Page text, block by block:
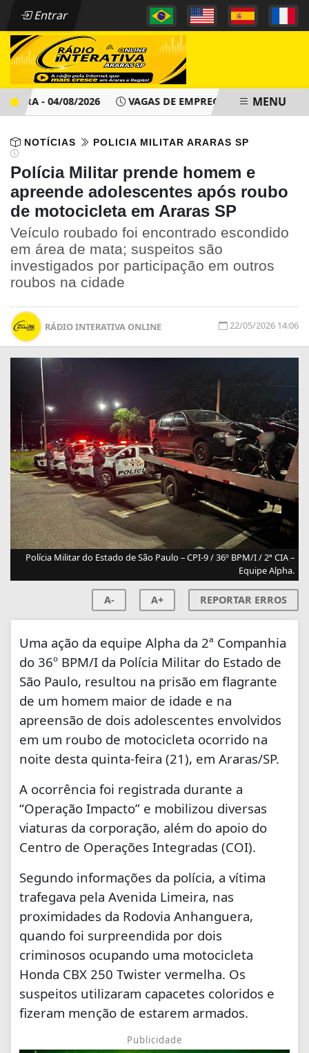
Entrar
- 04/08/2026 VAGAS DE EMPREGO - PAT ARARAS SP -
MENU
NOTÍCIAS POLICIA MILITAR ARARAS SP
Polícia Militar prende homem e
apreende adolescentes após roubo
de motocicleta em Araras SP
Veículo roubado foi encontrado escondido
em área de mata; suspeitos são
investigados por participação em outros
roubos na cidade
RÁDIO INTERATIVA ONLINE 22/05/2026 14:06
Polícia Militar do Estado de São Paulo – CPI-9 / 36º BPM/I / 2ª CIA –
Equipe Alpha.
A- A+ REPORTAR ERROS
Uma ação da equipe Alpha da 2ª Companhia
do 36º BPM/I da Polícia Militar do Estado de
São Paulo, resultou na prisão em flagrante
de um homem maior de idade e na
apreensão de dois adolescentes envolvidos
em um roubo de motocicleta ocorrido na
noite desta quinta-feira (21), em Araras/SP.
A ocorrência foi registrada durante a
“Operação Impacto” e mobilizou diversas
viaturas da corporação, além do apoio do
Centro de Operações Integradas (COI).
Segundo informações da polícia, a vítima
trafegava pela Avenida Limeira, nas
proximidades da Rodovia Anhanguera,
quando foi surpreendida por dois
criminosos ocupando uma motocicleta
Honda CBX 250 Twister vermelha. Os
suspeitos utilizaram capacetes coloridos e
fizeram menção de estarem armados.
Publicidade